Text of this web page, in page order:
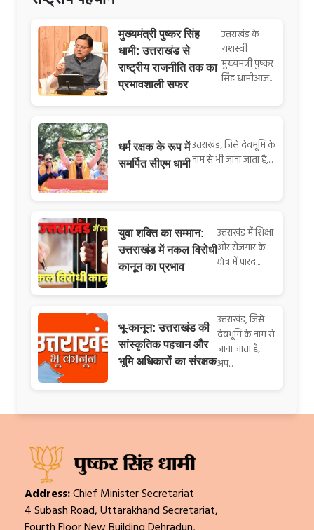
मुख्यमंत्री पुष्कर सिंह
धामी: उत्तराखंड से
राष्ट्रीय राजनीति तक का
प्रभावशाली सफर
उत्तराखंड के
यशस्वी
मुख्यमंत्री पुष्कर
सिंह धामीआज...
धर्म रक्षक के रूप में
समर्पित सीएम धामी
उत्तराखंड, जिसे देवभूमि के
नाम से भी जाना जाता है,...
युवा शक्ति का सम्मान:
उत्तराखंड में नकल विरोधी
कानून का प्रभाव
उत्तराखंड में शिक्षा
और रोजगार के
क्षेत्र में पारद...
भू-कानून: उत्तराखंड की
सांस्कृतिक पहचान और
भूमि अधिकारों का संरक्षक
उत्तराखंड, जिसे
देवभूमि के नाम से
जाना जाता है,
अप...
Address:Chief Minister Secretariat
4 Subash Road, Uttarakhand Secretariat,